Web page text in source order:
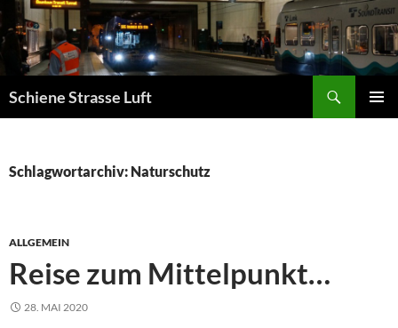
Zum
Inhalt
springen
Schiene Strasse Luft
Schlagwortarchiv: Naturschutz
ALLGEMEIN
Reise zum Mittelpunkt…
28. MAI 2020